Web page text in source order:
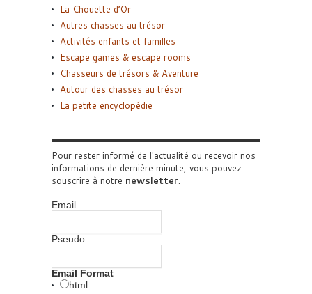
La Chouette d’Or
Autres chasses au trésor
Activités enfants et familles
Escape games & escape rooms
Chasseurs de trésors & Aventure
Autour des chasses au trésor
La petite encyclopédie
Pour rester informé de l'actualité ou recevoir nos
informations de dernière minute, vous pouvez
souscrire à notre newsletter.
Email
Pseudo
Email Format
html